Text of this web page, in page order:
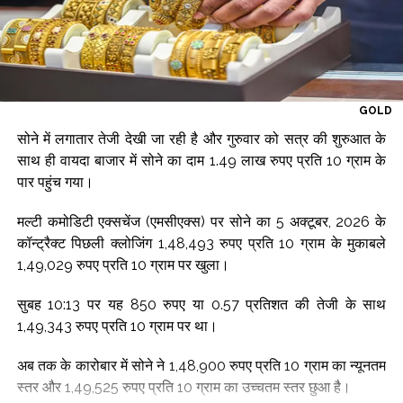
GOLD
सोने में लगातार तेजी देखी जा रही है और गुरुवार को सत्र की शुरुआत के
साथ ही वायदा बाजार में सोने का दाम 1.49 लाख रुपए प्रति 10 ग्राम के
पार पहुंच गया।
मल्टी कमोडिटी एक्सचेंज (एमसीएक्स) पर सोने का 5 अक्टूबर, 2026 के
कॉन्ट्रैक्ट पिछली क्लोजिंग 1,48,493 रुपए प्रति 10 ग्राम के मुकाबले
1,49,029 रुपए प्रति 10 ग्राम पर खुला।
सुबह 10:13 पर यह 850 रुपए या 0.57 प्रतिशत की तेजी के साथ
1,49,343 रुपए प्रति 10 ग्राम पर था।
अब तक के कारोबार में सोने ने 1,48,900 रुपए प्रति 10 ग्राम का न्यूनतम
स्तर और 1,49,525 रुपए प्रति 10 ग्राम का उच्चतम स्तर छुआ है।